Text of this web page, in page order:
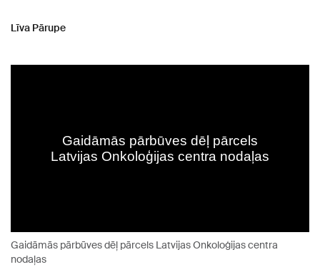
Līva Pārupe
Gaidāmās pārbūves dēļ pārcels Latvijas Onkoloģijas centra
nodaļas